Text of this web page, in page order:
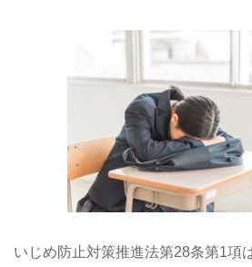
いじめ防止対策推進法第28条第1項